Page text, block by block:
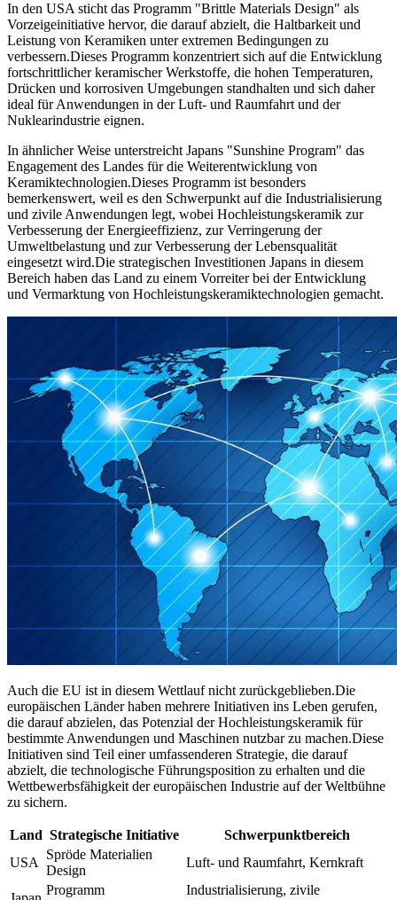
In den USA sticht das Programm "Brittle Materials Design" als
Vorzeigeinitiative hervor, die darauf abzielt, die Haltbarkeit und
Leistung von Keramiken unter extremen Bedingungen zu
verbessern.Dieses Programm konzentriert sich auf die Entwicklung
fortschrittlicher keramischer Werkstoffe, die hohen Temperaturen,
Drücken und korrosiven Umgebungen standhalten und sich daher
ideal für Anwendungen in der Luft- und Raumfahrt und der
Nuklearindustrie eignen.
In ähnlicher Weise unterstreicht Japans "Sunshine Program" das
Engagement des Landes für die Weiterentwicklung von
Keramiktechnologien.Dieses Programm ist besonders
bemerkenswert, weil es den Schwerpunkt auf die Industrialisierung
und zivile Anwendungen legt, wobei Hochleistungskeramik zur
Verbesserung der Energieeffizienz, zur Verringerung der
Umweltbelastung und zur Verbesserung der Lebensqualität
eingesetzt wird.Die strategischen Investitionen Japans in diesem
Bereich haben das Land zu einem Vorreiter bei der Entwicklung
und Vermarktung von Hochleistungskeramiktechnologien gemacht.
Auch die EU ist in diesem Wettlauf nicht zurückgeblieben.Die
europäischen Länder haben mehrere Initiativen ins Leben gerufen,
die darauf abzielen, das Potenzial der Hochleistungskeramik für
bestimmte Anwendungen und Maschinen nutzbar zu machen.Diese
Initiativen sind Teil einer umfassenderen Strategie, die darauf
abzielt, die technologische Führungsposition zu erhalten und die
Wettbewerbsfähigkeit der europäischen Industrie auf der Weltbühne
zu sichern.
Land Strategische Initiative
Schwerpunktbereich
USA
Spröde Materialien
Design
Luft- und Raumfahrt, Kernkraft
Programm
Industrialisierung, zivile